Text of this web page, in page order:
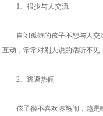
1、很少与人交流
自闭孤僻的孩子不想与人交
互动，常常对别人说的话听不见
2、逃避热闹
孩子很不喜欢凑热闹，越是